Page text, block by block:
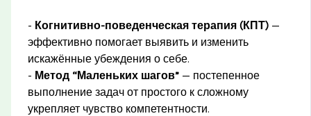
- Когнитивно-поведенческая терапия (КПТ) —
эффективно помогает выявить и изменить
искажённые убеждения о себе.
- Метод “Маленьких шагов” — постепенное
выполнение задач от простого к сложному
укрепляет чувство компетентности.